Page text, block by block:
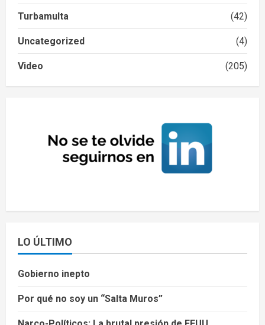
Turbamulta (42)
Uncategorized (4)
Video (205)
LO ÚLTIMO
Gobierno inepto
Por qué no soy un “Salta Muros”